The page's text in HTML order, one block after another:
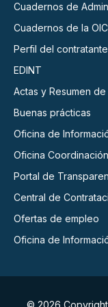
Cuadernos de
Cuadernos de la
Perfil del contratante
EDINT
Actas y Resumen
Buenas prácticas
Oficina de
Oficina
Portal de
Central de
Ofertas de empleo
Oficina de
© 2026 Copyright